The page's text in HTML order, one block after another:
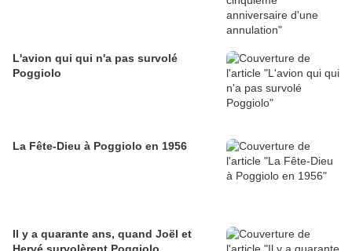
L'avion qui qui n'a pas survolé
Poggiolo
La Fête-Dieu à Poggiolo en 1956
Il y a quarante ans, quand Joël et